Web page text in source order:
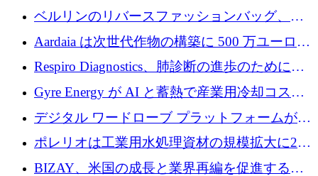
万ドルを確保
ベルリンのリバースファッションバッグ、繊
維仕分け規模拡大に7桁の資金調達
Aardaia は次世代作物の構築に 500 万ユーロを
寄付
Respiro Diagnostics、肺診断の進歩のために
100 万ポンドを確保
Gyre Energy が AI と蓄熱で産業用冷却コスト
を削減するために 130 万ドルを調達
デジタル ワードローブ プラットフォームが
1,000 万人のユーザーに到達し、Whering が
700 万ドルを獲得
ポレリオは工業用水処理資材の規模拡大に240
万ユーロを確保
BIZAY、米国の成長と業界再編を促進するた